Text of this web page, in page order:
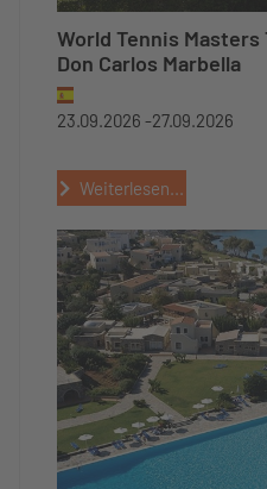
World Tennis Masters
Don Carlos Marbella
23.09.2026 -27.09.2026
Weiterlesen...